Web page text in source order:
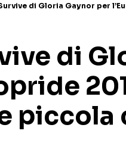
di Gloria Gaynor per
di
piccola